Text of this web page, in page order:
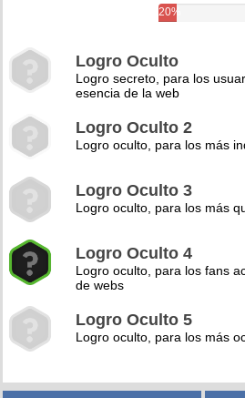
20%
Logro Oculto
Logro secreto, para los
esencia de la web
Logro Oculto 2
Logro oculto, para los más
Logro Oculto 3
Logro oculto, para los más
Logro Oculto 4
Logro oculto, para los fans
de webs
Logro Oculto 5
Logro oculto, para los más